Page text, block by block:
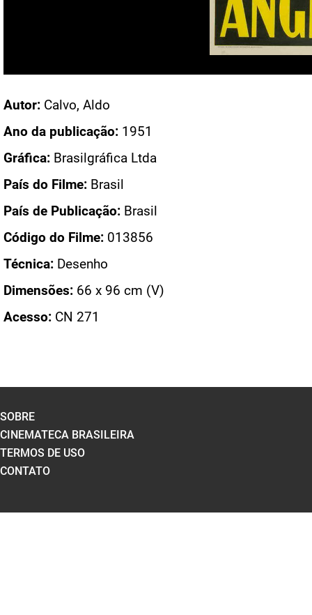
Autor: Calvo, Aldo
Ano da publicação: 1951
Gráfica: Brasilgráfica Ltda
País do Filme: Brasil
País de Publicação: Brasil
Código do Filme: 013856
Técnica: Desenho
Dimensões: 66 x 96 cm (V)
Acesso: CN 271
SOBRE
CINEMATECA BRASILEIRA
TERMOS DE USO
CONTATO